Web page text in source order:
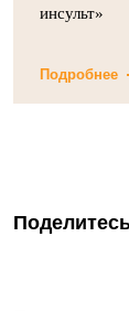
инсульт»
Подробнее